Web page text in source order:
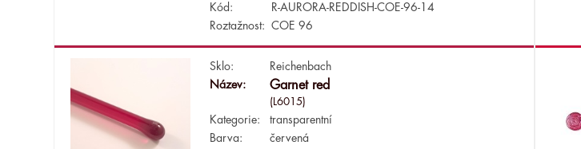
Kód:
R-AURORA-REDDISH-COE-96-14
Roztažnost:
COE 96
Sklo:
Reichenbach
Název:
Garnet red
(L6015)
Kategorie:
transparentní
Barva:
červená